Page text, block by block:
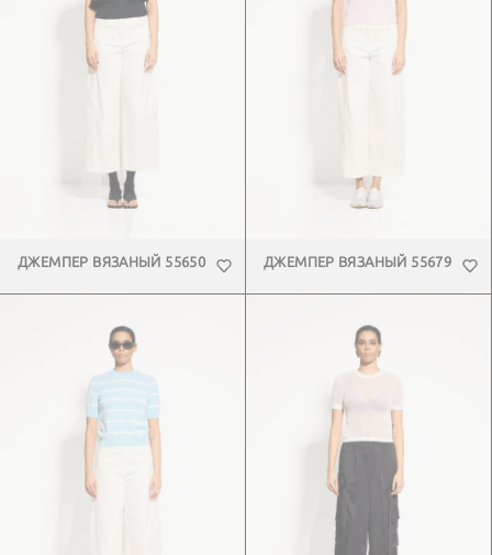
ДЖЕМПЕР ВЯЗАНЫЙ 55650 ДЖЕМПЕР ВЯЗАНЫЙ 55679